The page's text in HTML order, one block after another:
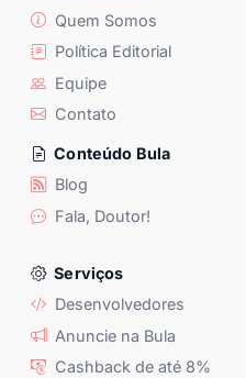
Quem Somos
Política Editorial
Equipe
Contato
Conteúdo Bula
Blog
Fala, Doutor!
Serviços
Desenvolvedores
Anuncie na Bula
Cashback de até 8%